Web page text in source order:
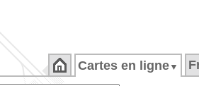
Cartes en ligne ▼